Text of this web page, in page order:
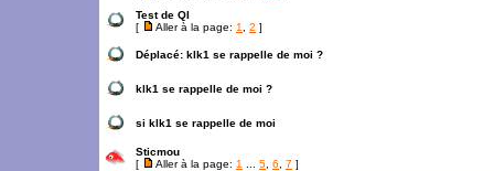
Test de QI
[
Aller à la page: 1 2 ]
Déplacé: klk1 se rappelle de moi ?
klk1 se rappelle de moi ?
si klk1 se rappelle de moi
Sticmou
[
Aller à la page: 1 5 6 7 ]